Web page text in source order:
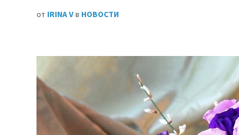
от IRINA Vв НОВОСТИ